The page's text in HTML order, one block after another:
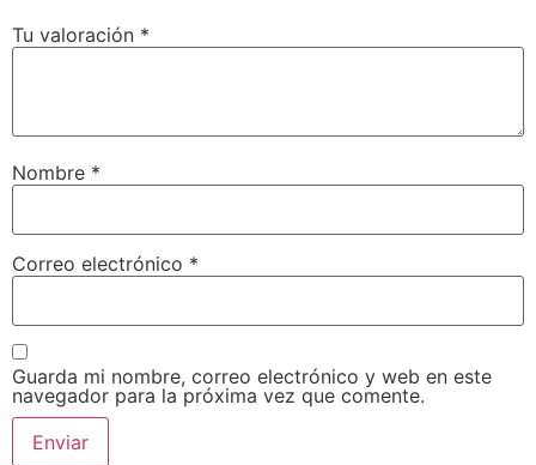
Tu valoración *
Nombre *
Correo electrónico *
Guarda mi nombre, correo electrónico y web en este
navegador para la próxima vez que comente.